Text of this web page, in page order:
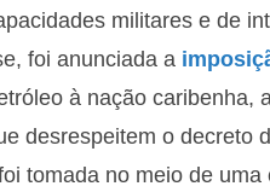
militares e de
foi anunciada a
à nação caribenha,
desrespeitem o decreto
tomada no meio de